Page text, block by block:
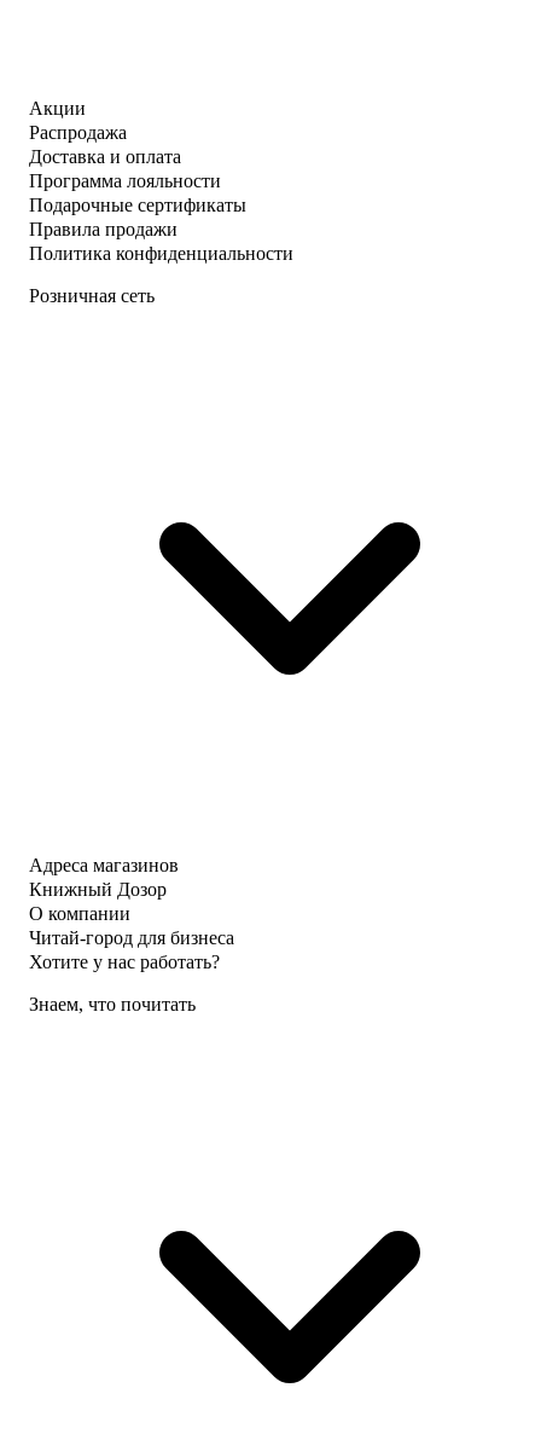
Акции
Распродажа
Доставка и оплата
Программа лояльности
Подарочные сертификаты
Правила продажи
Политика конфиденциальности
Розничная сеть
Адреса магазинов
Книжный Дозор
О компании
Читай-город для бизнеса
Хотите у нас работать?
Знаем, что почитать